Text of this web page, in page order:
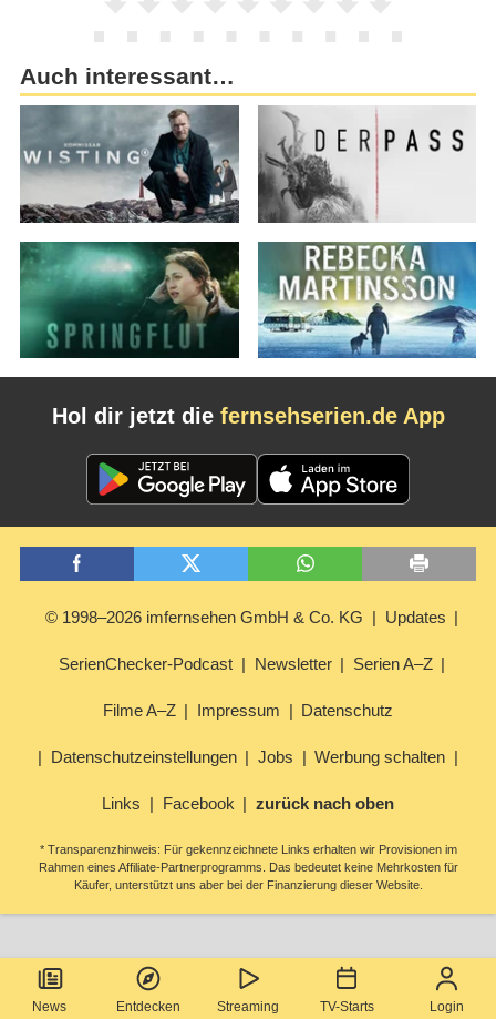
News Entdecken Streaming TV-Starts Login
Auch interessant…
Hol dir jetzt die fernsehserien.de App
© 1998–2026 imfernsehen GmbH & Co. KG Updates
SerienChecker-Podcast Newsletter Serien A–Z
Filme A–Z Impressum Datenschutz
Datenschutzeinstellungen Jobs Werbung schalten
Links Facebook zurück nach oben
* Transparenzhinweis: Für gekennzeichnete Links erhalten wir Provisionen im
Rahmen eines Affiliate-Partnerprogramms. Das bedeutet keine Mehrkosten für
Käufer, unterstützt uns aber bei der Finanzierung dieser Website.